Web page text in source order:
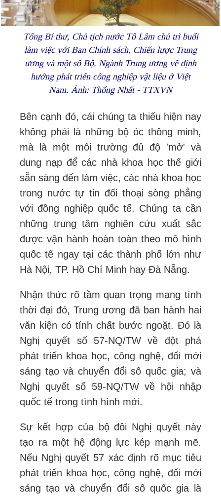
Tổng Bí thư, Chủ tịch nước Tô Lâm chủ trì buổi
làm việc với Ban Chính sách, Chiến lược Trung
ương và một số Bộ, Ngành Trung ương về định
hướng phát triển công nghiệp vật liệu ở Việt
Nam. Ảnh: Thống Nhất - TTXVN
Bên cạnh đó, cái chúng ta thiếu hiện nay
không phải là những bộ óc thông minh,
mà là một môi trường đủ độ 'mở' và
dung nạp để các nhà khoa học thế giới
sẵn sàng đến làm việc, các nhà khoa học
trong nước tự tin đối thoại sòng phẳng
với đồng nghiệp quốc tế. Chúng ta cần
những trung tâm nghiên cứu xuất sắc
được vận hành hoàn toàn theo mô hình
quốc tế ngay tại các thành phố lớn như
Hà Nội, TP. Hồ Chí Minh hay Đà Nẵng.
Nhận thức rõ tầm quan trọng mang tính
thời đại đó, Trung ương đã ban hành hai
văn kiện có tính chất bước ngoặt. Đó là
Nghị quyết số 57-NQ/TW về đột phá
phát triển khoa học, công nghệ, đổi mới
sáng tạo và chuyển đổi số quốc gia; và
Nghị quyết số 59-NQ/TW về hội nhập
quốc tế trong tình hình mới.
Sự kết hợp của bộ đôi Nghị quyết này
tạo ra một hệ động lực kép mạnh mẽ.
Nếu Nghị quyết 57 xác định rõ mục tiêu
phát triển khoa học, công nghệ, đổi mới
sáng tạo và chuyển đổi số quốc gia là